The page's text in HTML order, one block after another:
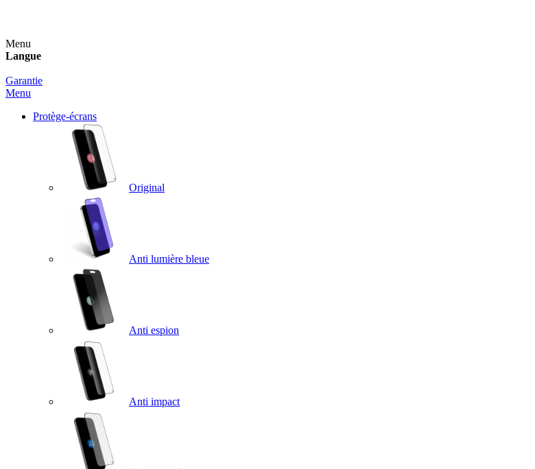
Menu
Langue
Garantie
Menu
Protège-écrans
Original
Anti lumière bleue
Anti espion
Anti impact